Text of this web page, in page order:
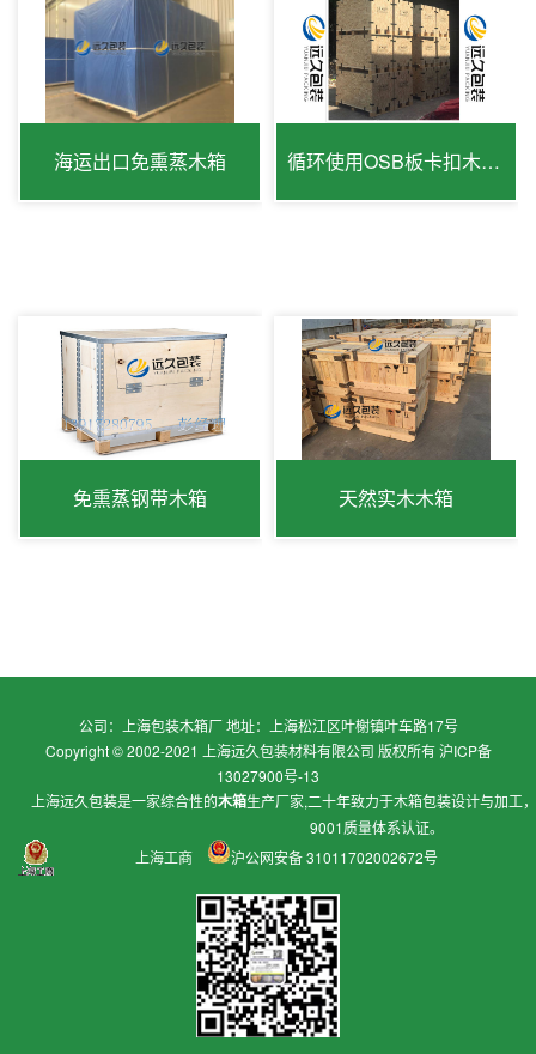
海运出口免熏蒸木箱 循环使用OSB板卡扣木箱出口免检
免熏蒸钢带木箱 天然实木木箱
公司：上海包装木箱厂 地址：上海松江区叶榭镇叶车路17号
Copyright © 2002-2021 上海远久包装材料有限公司 版权所有沪ICP备
13027900号-13
上海远久包装是一家综合性的木箱生产厂家,二十年致力于木箱包装设计与加工
9001质量体系认证。
上海工商
沪公网安备 31011702002672号